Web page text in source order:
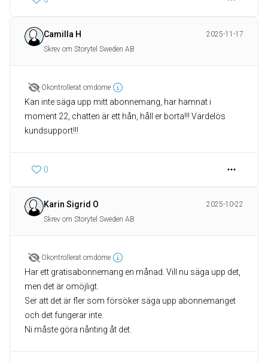
Camilla H
2025-11-17
Skrev om Storytel Sweden AB
Okontrollerat omdöme
Kan inte säga upp mitt abonnemang, har hamnat i
moment 22, chatten är ett hån, håll er borta!!! Värdelös
kundsupport!!!
0
Karin Sigrid O
2025-10-22
Skrev om Storytel Sweden AB
Okontrollerat omdöme
Har ett gratisabonnemang en månad. Vill nu säga upp det,
men det är omöjligt.
Ser att det är fler som försöker säga upp abonnemanget
och det fungerar inte.
Ni måste göra nånting åt det.